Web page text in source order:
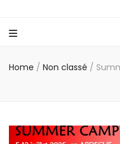
Home / Non classé /